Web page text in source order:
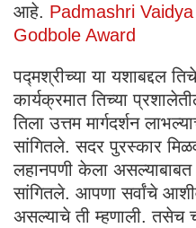
आहे. Padmashri
Godbole Award
पद्मश्रीच्या या यशाबद्दल
कार्यक्रमात तिच्या
तिला उत्तम मार्गदर्शन
सांगितले. सदर पुरस्कार
लहानपणी केला
सांगितले. आपणा सर्वांचे
असल्याचे ती म्हणाली. तसेच